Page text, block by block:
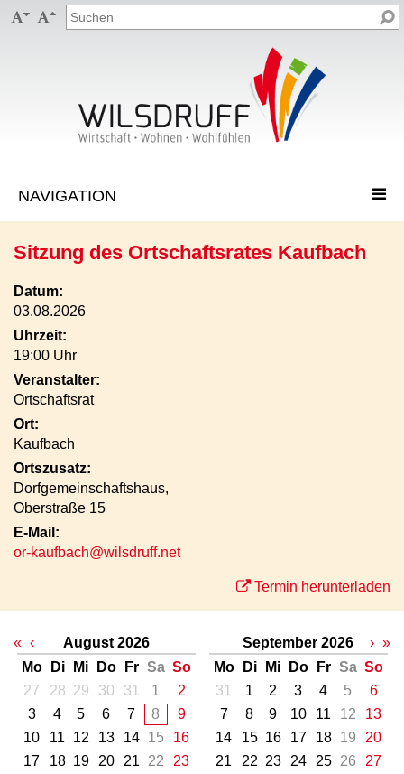
 
Sitzung des Ortschaftsrates Kaufbach
Datum:
03.08.2026
Uhrzeit:
19:00 Uhr
Veranstalter:
Ortschaftsrat
Ort:
Kaufbach
Ortszusatz:
Dorfgemeinschaftshaus,
Oberstraße 15
E-Mail:
or-kaufbach@wilsdruff.net
Termin herunterladen
« ‹
August 2026
Mo
Di Mi Do Fr Sa So
27
28 29 30 31 1
2
3
4 5 6 7 8
9
10
11 12 13 14 15
16
17
18 19 20 21 22
23
September 2026
Mo
Di Mi Do Fr Sa So
31
1 2 3 4 5
6
7
8 9 10 11 12
13
14
15 16 17 18 19
20
21
22 23 24 25 26
27
› »